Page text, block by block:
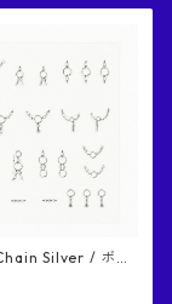
/ ボン
ン シルバー ネイ